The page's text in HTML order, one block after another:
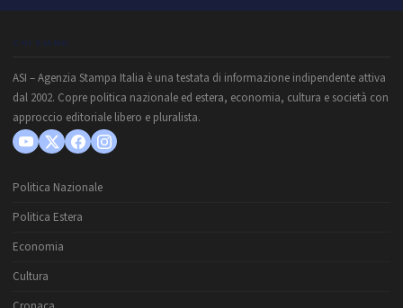
CHI SIAMO
ASI – Agenzia Stampa Italia è una testata di informazione indipendente attiva
dal 2002. Copre politica nazionale ed estera, economia, cultura e società con
approccio editoriale libero e pluralista.
Politica Nazionale
Politica Estera
Economia
Cultura